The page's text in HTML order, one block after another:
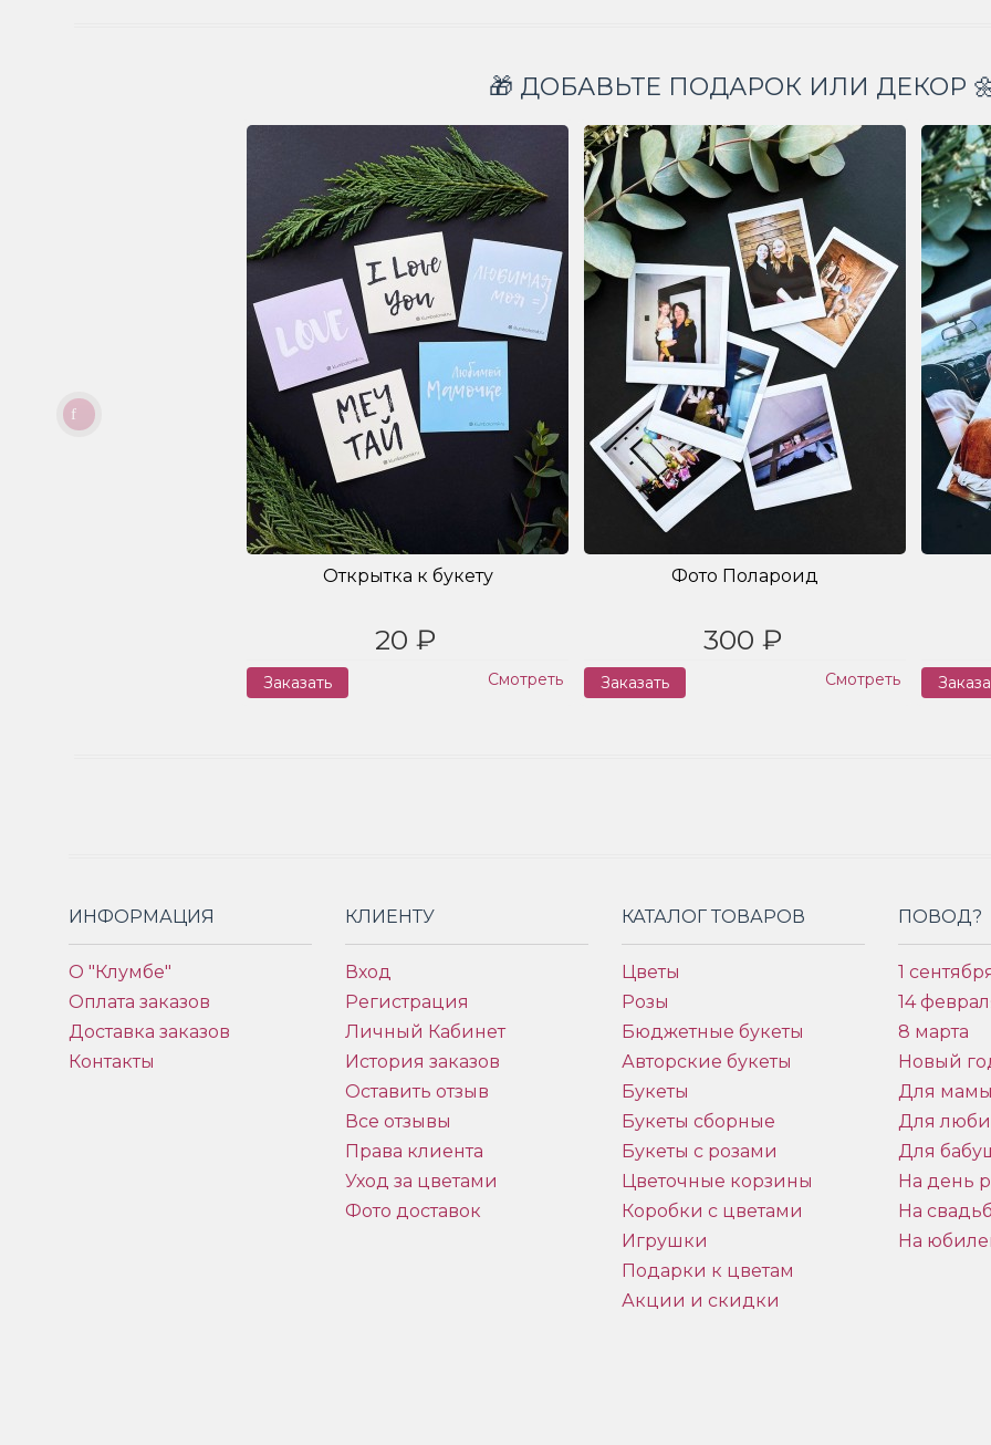
🎁 ДОБАВЬТЕ ПОДАРОК ИЛИ ДЕКОР
Открытка к букету
20 ₽
Заказать Смотреть
Фото Полароид
300 ₽
Заказать Смотреть
ИНФОРМАЦИЯ
О "Клумбе"
Оплата заказов
Доставка заказов
Контакты
КЛИЕНТУ
Вход
Регистрация
Личный Кабинет
История заказов
Оставить отзыв
Все отзывы
Права клиента
Уход за цветами
Фото доставок
КАТАЛОГ ТОВАРОВ
Цветы
Розы
Бюджетные букеты
Авторские букеты
Букеты
Букеты сборные
Букеты с розами
Цветочные корзины
Коробки с цветами
Игрушки
Подарки к цветам
Акции и скидки
ПОВОД?
1
14
8 марта
Новый
Для
Для
Для
На день
На
На